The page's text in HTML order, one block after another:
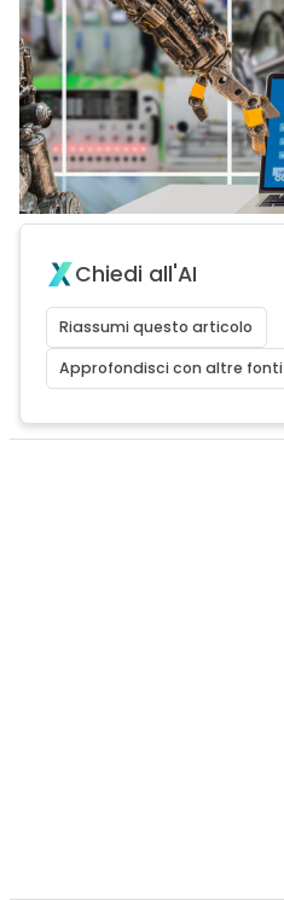
Chiedi all'AI
Riassumi questo articolo
Approfondisci con altre fonti